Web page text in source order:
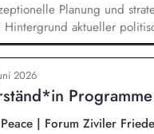
Planung und
Hintergrund aktueller
Print und
Netzwerk- u.
Spender*innen,
2026
| Forum Ziviler